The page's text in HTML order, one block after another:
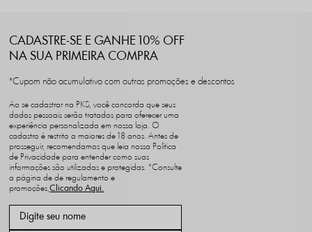
CADASTRE-SE E GANHE 10% OFF
NA SUA PRIMEIRA COMPRA
*Cupom não acumulativo com outras promoções e descontos
Ao se cadastrar na PKS, você concorda que seus
dados pessoais serão tratados para oferecer uma
experiência personalizada em nossa loja. O
cadastro é restrito a maiores de 18 anos. Antes de
prosseguir, recomendamos que leia nossa Política
de Privacidade para entender como suas
informações são utilizadas e protegidas. *Consulte
a página de de regulamento e
promoções,